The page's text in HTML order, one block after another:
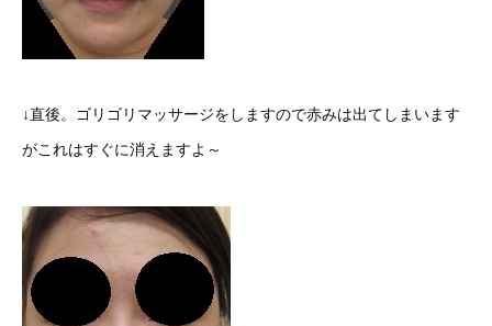
↓直後。ゴリゴリマッサージをしますので赤みは出てしまいます
がこれはすぐに消えますよ～